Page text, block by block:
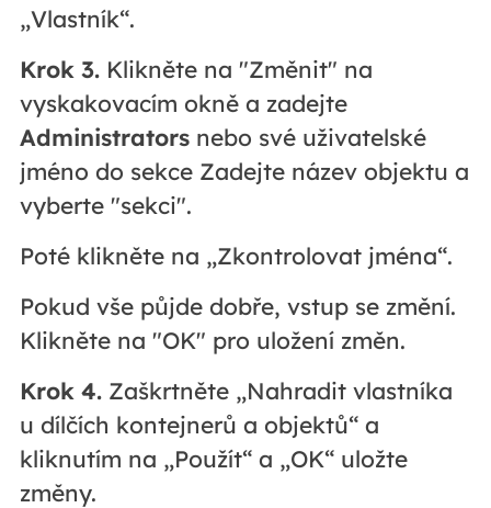
„Vlastník“.
Krok 3.Klikněte na "Změnit" na
vyskakovacím okně a zadejte
Administratorsnebo své uživatelské
jméno do sekce Zadejte název objektu a
vyberte "sekci".
Poté klikněte na „Zkontrolovat jména“.
Pokud vše půjde dobře, vstup se změní.
Klikněte na "OK" pro uložení změn.
Krok 4.Zaškrtněte „Nahradit vlastníka
u dílčích kontejnerů a objektů“ a
kliknutím na „Použít“ a „OK“ uložte
změny.